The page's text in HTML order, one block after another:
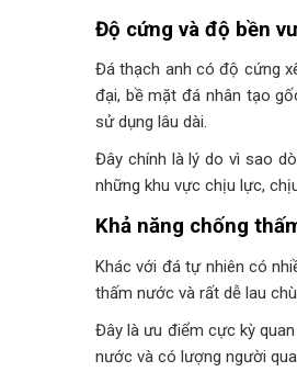
Độ cứng và độ bền
Đá thạch anh có độ cứng
đại, bề mặt đá nhân tạo
sử dụng lâu dài.
Đây chính là lý do vì sao
những khu vực chịu lực,
Khả năng chống
Khác với đá tự nhiên có
thấm nước và rất dễ lau
Đây là ưu điểm cực kỳ
nước và có lượng người qua